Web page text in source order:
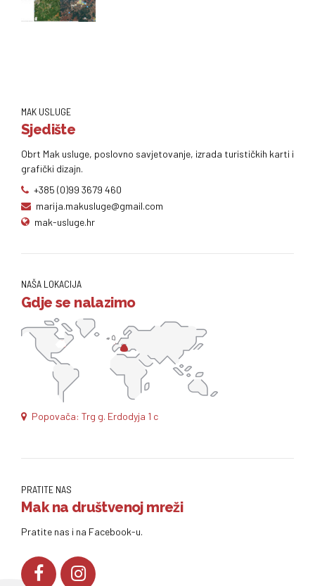
MAK USLUGE
Sjedište
Obrt Mak usluge, poslovno savjetovanje, izrada turističkih karti i
grafički dizajn.
+385 (0)99 3679 460
marija.makusluge@gmail.com
mak-usluge.hr
NAŠA LOKACIJA
Gdje se nalazimo
Popovača: Trg g. Erdodyja 1 c
PRATITE NAS
Mak na društvenoj mreži
Pratite nas i na Facebook-u.